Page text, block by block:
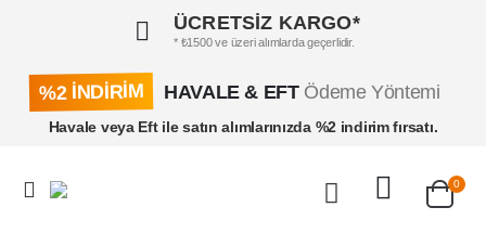
ÜCRETSİZ KARGO*
* ₺1500 ve üzeri alımlarda geçerlidir.
%2 İNDİRİM HAVALE & EFTÖdeme Yöntemi
Havale veya Eft ile satın alımlarınızda %2 indirim fırsatı.
0